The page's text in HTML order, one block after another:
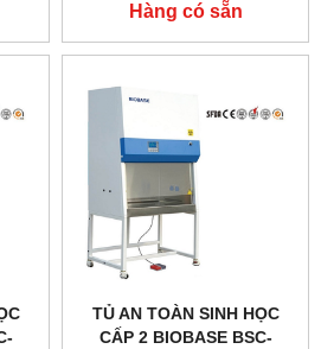
Hàng có sẵn
TỦ AN TOÀN SINH HỌC
CẤP 2 BIOBASE BSC-